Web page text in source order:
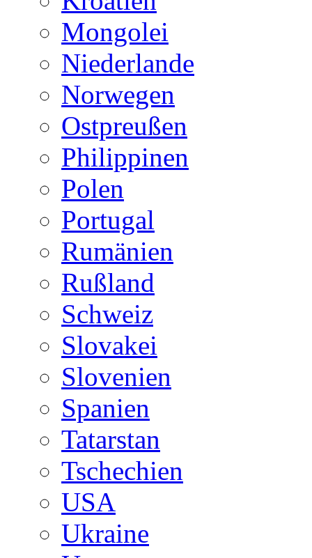
Mongolei
Niederlande
Norwegen
Ostpreußen
Philippinen
Polen
Portugal
Rumänien
Rußland
Schweiz
Slovakei
Slovenien
Spanien
Tatarstan
Tschechien
USA
Ukraine